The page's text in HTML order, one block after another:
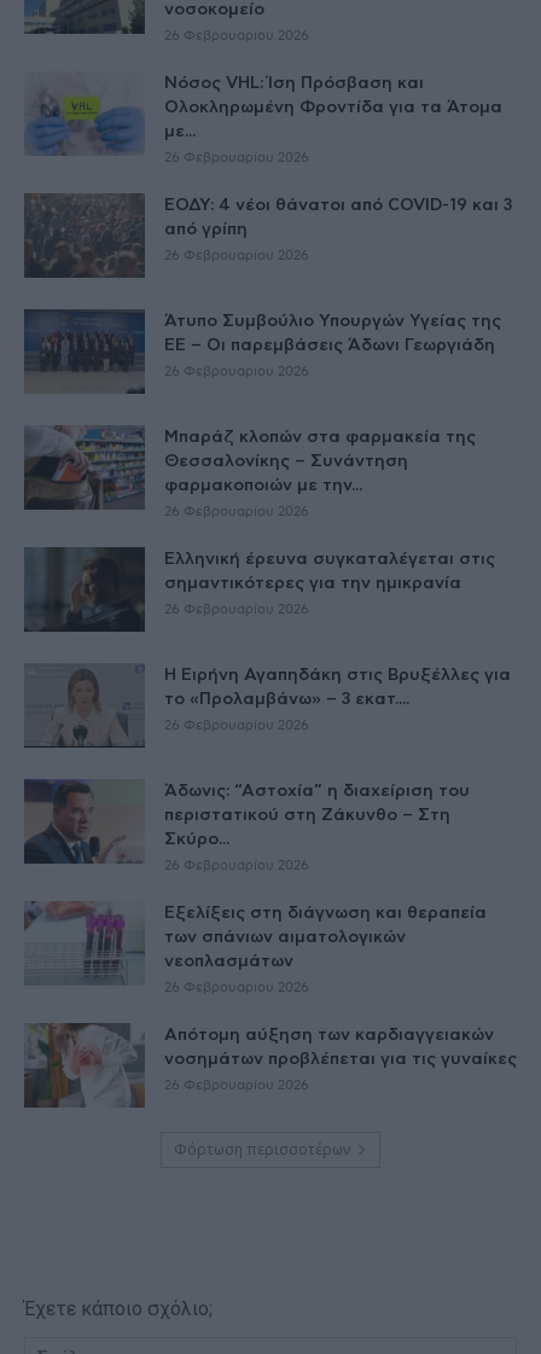
νοσοκομείο
26 Φεβρουαρίου 2026
Νόσος VHL: Ίση Πρόσβαση και
Ολοκληρωμένη Φροντίδα για τα Άτομα
με...
26 Φεβρουαρίου 2026
ΕΟΔΥ: 4 νέοι θάνατοι από COVID-19 και 3
από γρίπη
26 Φεβρουαρίου 2026
Άτυπο Συμβούλιο Υπουργών Υγείας της
ΕE – Οι παρεμβάσεις Άδωνι Γεωργιάδη
26 Φεβρουαρίου 2026
Μπαράζ κλοπών στα φαρμακεία της
Θεσσαλονίκης – Συνάντηση
φαρμακοποιών με την...
26 Φεβρουαρίου 2026
Ελληνική έρευνα συγκαταλέγεται στις
σημαντικότερες για την ημικρανία
26 Φεβρουαρίου 2026
Η Ειρήνη Αγαπηδάκη στις Βρυξέλλες για
το «Προλαμβάνω» – 3 εκατ....
26 Φεβρουαρίου 2026
Άδωνις: “Αστοχία” η διαχείριση του
περιστατικού στη Ζάκυνθο – Στη
Σκύρο...
26 Φεβρουαρίου 2026
Εξελίξεις στη διάγνωση και θεραπεία
των σπάνιων αιματολογικών
νεοπλασμάτων
26 Φεβρουαρίου 2026
Απότομη αύξηση των καρδιαγγειακών
νοσημάτων προβλέπεται για τις γυναίκες
26 Φεβρουαρίου 2026
Φόρτωση περισσοτέρων
Έχετε κάποιο σχόλιο;